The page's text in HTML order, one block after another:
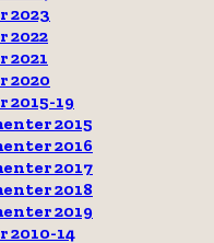
2023
2022
2021
2020
19
2015
2016
2017
2018
2019
2010-14